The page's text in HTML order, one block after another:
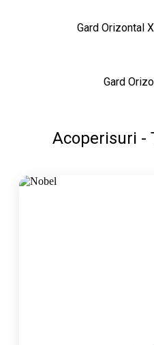
Gard Orizontal
Gard
Acoperisuri -